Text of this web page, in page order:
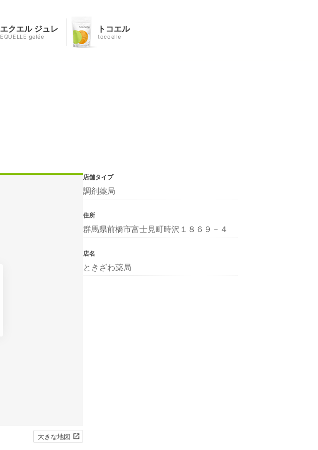
エクエル ジュレ
EQUELLE gelée
トコエル
tocoelle
大きな地図
店舗タイプ
調剤薬局
住所
群馬県前橋市富士見町時沢１８６９－４
店名
ときざわ薬局